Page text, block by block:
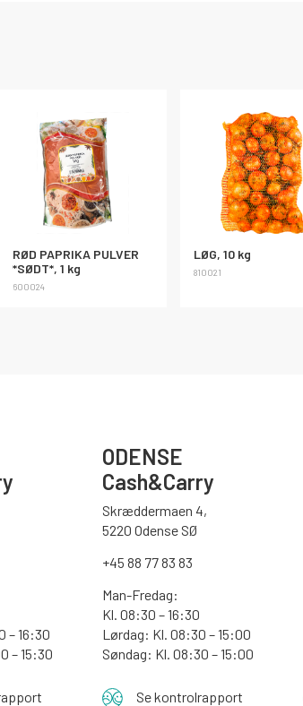
RØD PAPRIKA PULVER
*SØDT*, 1 kg
600024
LØG, 10 kg
810021
– 16:30
– 15:30
ODENSE
Cash&Carry
Skræddermaen 4,
5220 Odense SØ
+45 88 77 83 83
Man-Fredag:
Kl. 08:30 – 16:30
Lørdag: Kl. 08:30 – 15:00
Søndag: Kl. 08:30 – 15:00
Se kontrolrapport